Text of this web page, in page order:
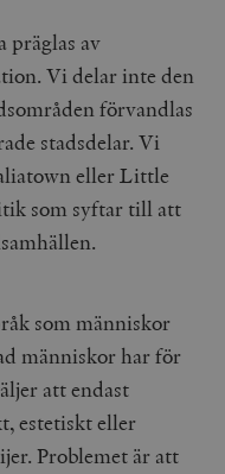
präglas av
Vi delar inte den
förvandlas
stadsdelar. Vi
eller Little
som syftar till att
som människor
människor har för
att endast
estetiskt eller
Problemet är att